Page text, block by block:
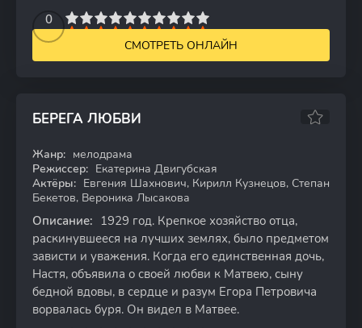
0
5 7 8 9 10
СМОТРЕТЬ ОНЛАЙН
БЕРЕГА ЛЮБВИ
WEB-DL
Жанр: мелодрама
Режиссер: Екатерина Двигубская
Актёры: Евгения Шахнович, Кирилл Кузнецов, Степан
Бекетов, Вероника Лысакова
Описание: 1929 год. Крепкое хозяйство отца,
раскинувшееся на лучших землях, было предметом
зависти и уважения. Когда его единственная дочь,
Настя, объявила о своей любви к Матвею, сыну
бедной вдовы, в сердце и разум Егора Петровича
ворвалась буря. Он видел в Матвее.